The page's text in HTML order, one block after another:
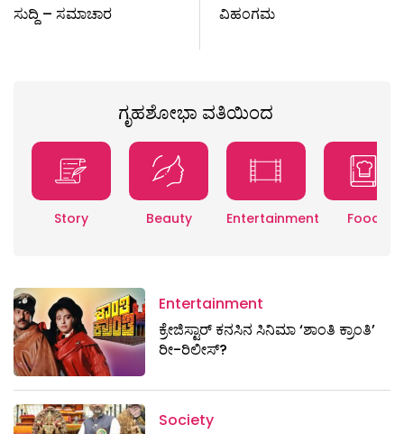
ಸುದ್ದಿ – ಸಮಾಚಾರ
ವಿಹಂಗಮ
ಗೃಹಶೋಭಾ ವತಿಯಿಂದ
Story Beauty Entertainment Food
Entertainment
ಕ್ರೇಜಿಸ್ಟಾರ್ ಕನಸಿನ ಸಿನಿಮಾ ‘ಶಾಂತಿ ಕ್ರಾಂತಿ’
ರೀ-ರಿಲೀಸ್?
Society